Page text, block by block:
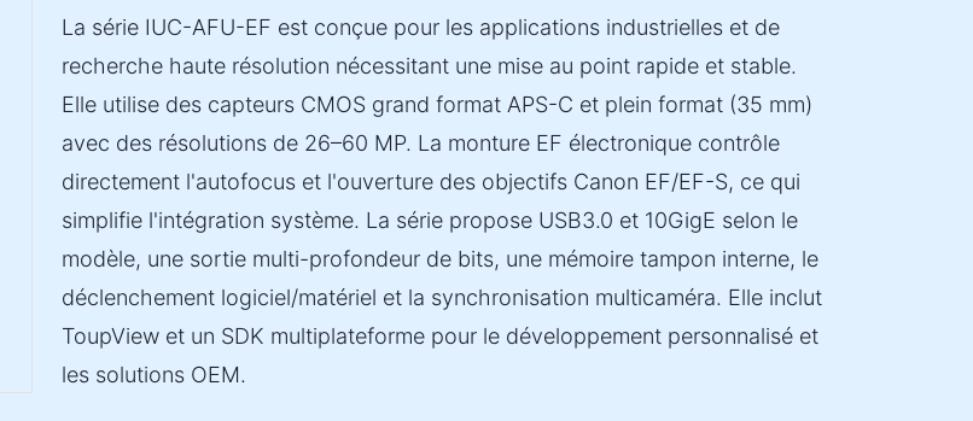
La série IUC-AFU-EF est conçue pour les applications industrielles et de
recherche haute résolution nécessitant une mise au point rapide et stable.
Elle utilise des capteurs CMOS grand format APS-C et plein format (35 mm)
avec des résolutions de 26–60 MP. La monture EF électronique contrôle
directement l'autofocus et l'ouverture des objectifs Canon EF/EF-S, ce qui
simplifie l'intégration système. La série propose USB3.0 et 10GigE selon le
modèle, une sortie multi-profondeur de bits, une mémoire tampon interne, le
déclenchement logiciel/matériel et la synchronisation multicaméra. Elle inclut
ToupView et un SDK multiplateforme pour le développement personnalisé et
les solutions OEM.